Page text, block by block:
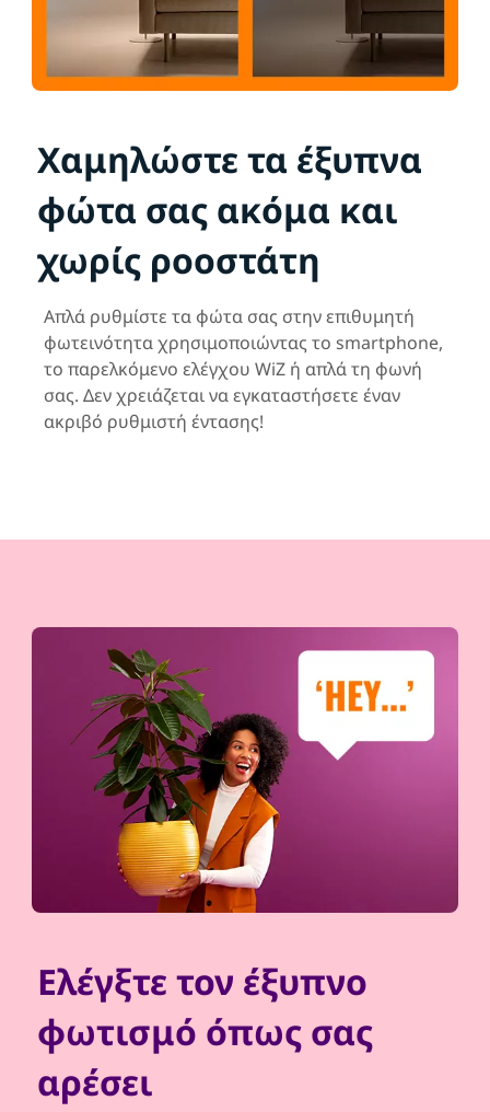
Χαμηλώστε τα έξυπνα
φώτα σας ακόμα και
χωρίς ροοστάτη
Απλά ρυθμίστε τα φώτα σας στην επιθυμητή
φωτεινότητα χρησιμοποιώντας το smartphone,
το παρελκόμενο ελέγχου WiZ ή απλά τη φωνή
σας. Δεν χρειάζεται να εγκαταστήσετε έναν
ακριβό ρυθμιστή έντασης!
Ελέγξτε τον έξυπνο
φωτισμό όπως σας
αρέσει